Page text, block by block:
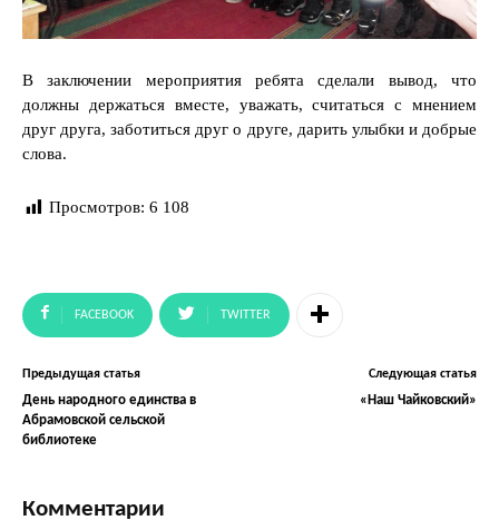
В заключении мероприятия ребята сделали вывод, что
должны держаться вместе, уважать, считаться с мнением
друг друга, заботиться друг о друге, дарить улыбки и добрые
слова.
Просмотров: 6 108
FACEBOOK TWITTER
Предыдущая статья
День народного единства в
Абрамовской сельской
библиотеке
Следующая статья
«Наш Чайковский»
Комментарии